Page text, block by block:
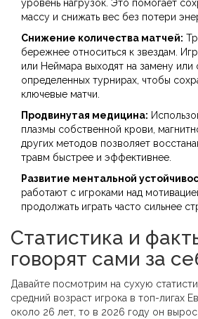
уровень нагрузок. Это помогает
массу и снижать вес без потери
Снижение количества матчей:
бережнее относиться к звездам.
или Неймара выходят на замену или
определенных турнирах, чтобы
ключевые матчи.
Продвинутая медицина:
плазмы собственной крови,
других методов позволяет
травм быстрее и эффективнее.
Развитие ментальной
работают с игроками над
продолжать играть часто сильнее
Статистика и
говорят сами за
Давайте посмотрим на сухую
средний возраст игрока в топ-лигах
около 26 лет, то в 2026 году он